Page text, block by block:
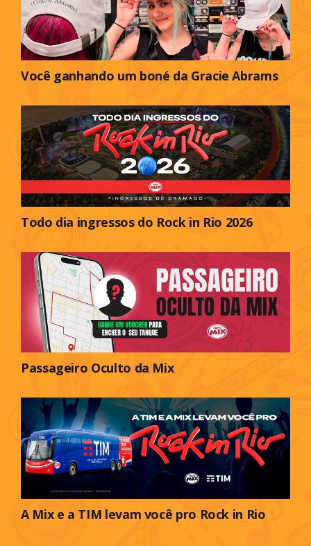
Você ganhando um boné da Gracie Abrams
Todo dia ingressos do Rock in Rio 2026
Passageiro Oculto da Mix
A Mix e a TIM levam você pro Rock in Rio